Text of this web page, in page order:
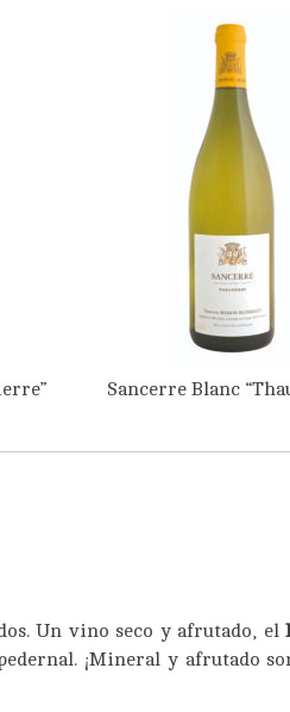
Sancerre Blanc
Un vino seco y afrutado, el
¡Mineral y afrutado